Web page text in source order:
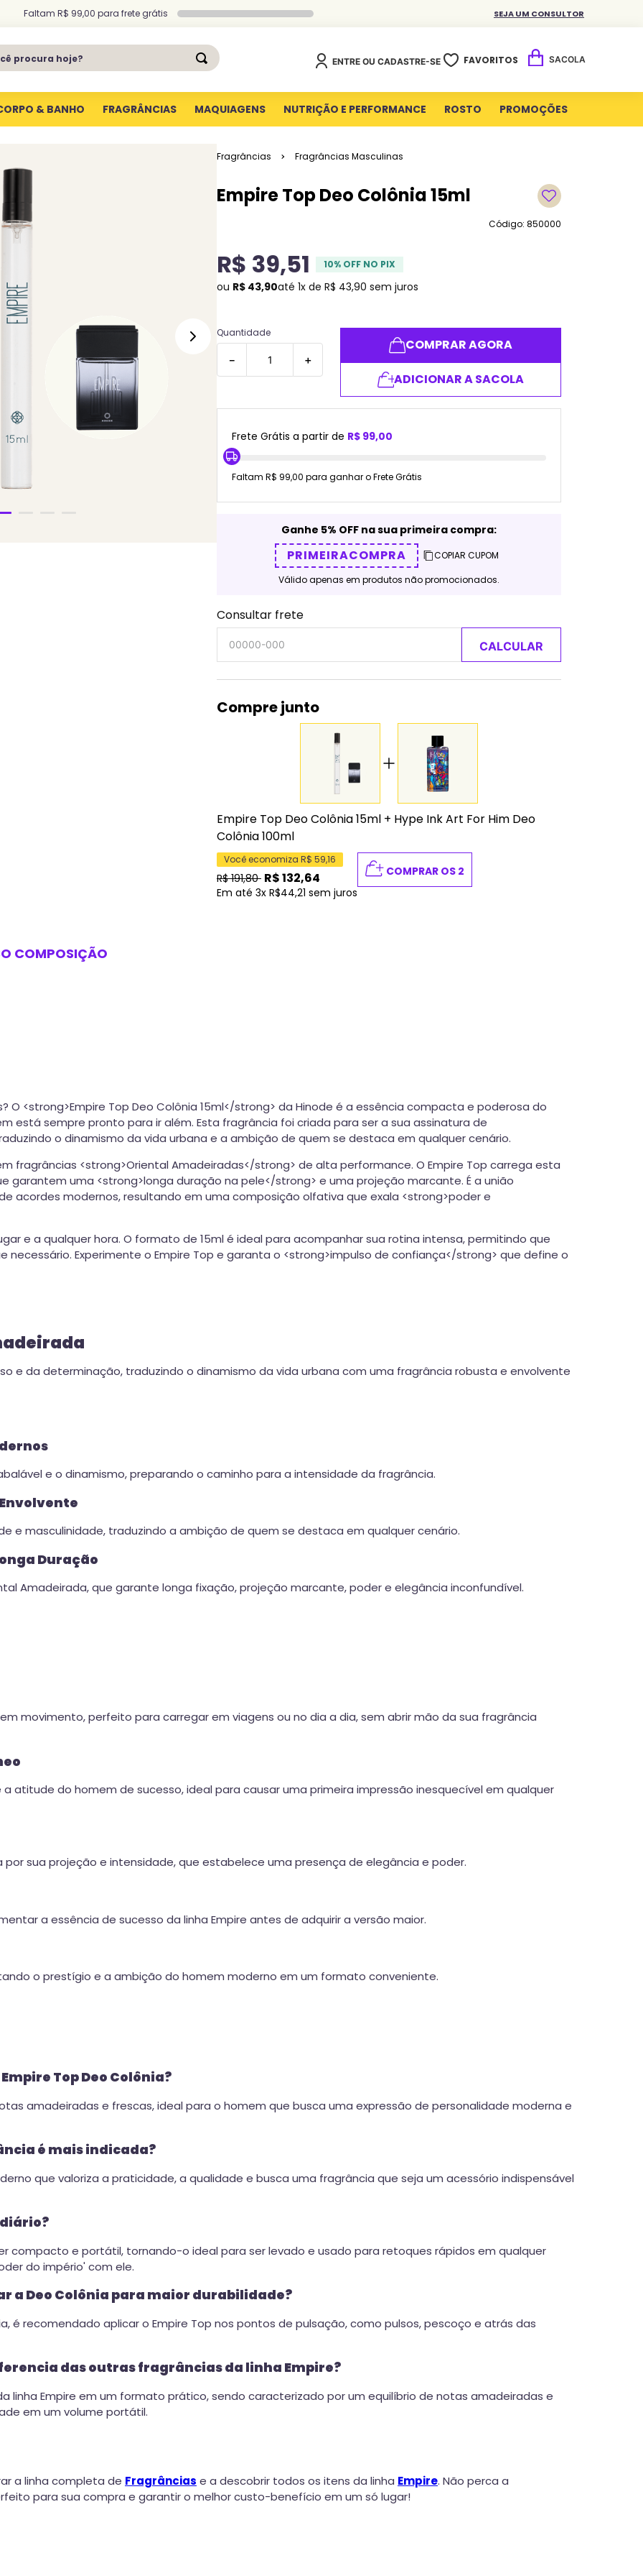
Faltam R$ 99,00 para frete grátis SEJA UM CONSULTOR
procura hoje?
ENTRE OU CADASTRE-SE FAVORITOS
& BANHO FRAGRÂNCIAS MAQUIAGENS NUTRIÇÃO E PERFORMANCE ROSTO PROMOÇÕES
Fragrâncias Fragrâncias Masculinas
Empire Top Deo Colônia 15ml
Código: 850000
R$ 39,51 10% OFF NO PIX
ou R$ 43,90até 1x de R$ 43,90 sem juros
Quantidade
＋
－
COMPRAR AGORA
ADICIONAR A SACOLA
Frete Grátis a partir de R$ 99,00
Faltam R$ 99,00 para ganhar o Frete Grátis
Ganhe 5% OFF na sua primeira compra:
PRIMEIRACOMPRA
COPIAR CUPOM
Válido apenas em produtos não promocionados.
Consultar frete
CALCULAR
Compre junto
Empire Top Deo Colônia 15ml + Hype Ink Art For Him Deo
Colônia 100ml
Você economiza R$ 59,16
R$191,80 R$132,64
Em até 3x R$44,21 sem juros
COMPRAR OS 2
COMPOSIÇÃO
<strong>Empire Top Deo Colônia 15ml</strong> da Hinode é a essência compacta e poderosa do
está sempre pronto para ir além. Esta fragrância foi criada para ser a sua assinatura de
o dinamismo da vida urbana e a ambição de quem se destaca em qualquer cenário.
fragrâncias <strong>Oriental Amadeiradas</strong> de alta performance. O Empire Top carrega esta
garantem uma <strong>longa duração na pele</strong> e uma projeção marcante. É a união
acordes modernos, resultando em uma composição olfativa que exala <strong>poder e
e a qualquer hora. O formato de 15ml é ideal para acompanhar sua rotina intensa, permitindo que
Experimente o Empire Top e garanta o <strong>impulso de confiança</strong> que define o
e da determinação, traduzindo o dinamismo da vida urbana com uma fragrância robusta e envolvente
e o dinamismo, preparando o caminho para a intensidade da fragrância.
e masculinidade, traduzindo a ambição de quem se destaca em qualquer cenário.
Duração
Amadeirada, que garante longa fixação, projeção marcante, poder e elegância inconfundível.
movimento, perfeito para carregar em viagens ou no dia a dia, sem abrir mão da sua fragrância
atitude do homem de sucesso, ideal para causar uma primeira impressão inesquecível em qualquer
por sua projeção e intensidade, que estabelece uma presença de elegância e poder.
a essência de sucesso da linha Empire antes de adquirir a versão maior.
o prestígio e a ambição do homem moderno em um formato conveniente.
Top Deo Colônia?
amadeiradas e frescas, ideal para o homem que busca uma expressão de personalidade moderna e
é mais indicada?
que valoriza a praticidade, a qualidade e busca uma fragrância que seja um acessório indispensável
compacto e portátil, tornando-o ideal para ser levado e usado para retoques rápidos em qualquer
do império' com ele.
a Deo Colônia para maior durabilidade?
é recomendado aplicar o Empire Top nos pontos de pulsação, como pulsos, pescoço e atrás das
das outras fragrâncias da linha Empire?
linha Empire em um formato prático, sendo caracterizado por um equilíbrio de notas amadeiradas e
em um volume portátil.
a linha completa de Fragrâncias e a descobrir todos os itens da linha Empire. Não perca a
para sua compra e garantir o melhor custo-benefício em um só lugar!